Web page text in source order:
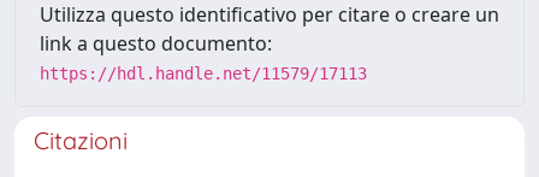
Utilizza questo identificativo per citare o creare un
link a questo documento:
https://hdl.handle.net/11579/17113
Citazioni